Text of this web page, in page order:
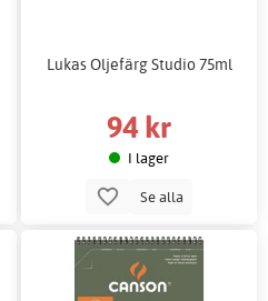
Lukas Oljefärg Studio 75ml
94 kr
I lager
Se alla